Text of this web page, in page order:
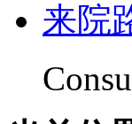
来院